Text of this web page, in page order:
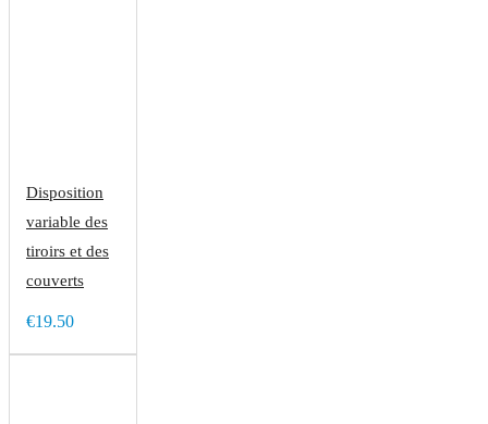
Disposition
variable des
tiroirs et des
couverts
€19.50